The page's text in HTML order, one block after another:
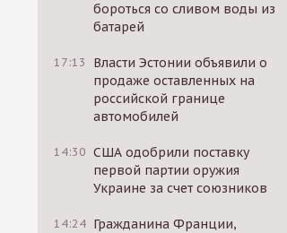
бороться со сливом воды из
батарей
17:13
Власти Эстонии объявили о
продаже оставленных на
российской границе
автомобилей
14:30 США одобрили поставку
первой партии оружия
Украине за счет союзников
14:24 Гражданина Франции,